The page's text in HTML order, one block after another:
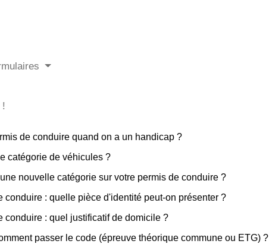
de conduire quand on a un handicap ?
catégorie de véhicules ?
nouvelle catégorie sur votre permis de conduire ?
conduire : quelle pièce d'identité peut-on présenter ?
conduire : quel justificatif de domicile ?
passer le code (épreuve théorique commune ou ETG) ?